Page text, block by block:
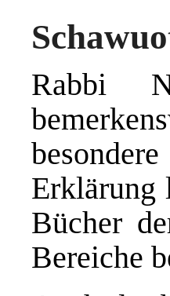
Rabbi
Erklärung
Bücher
Bereiche